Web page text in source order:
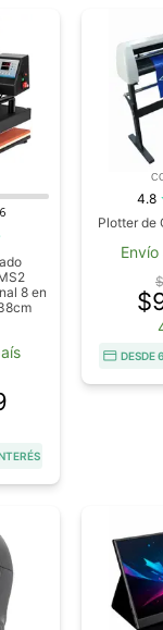
8 en
4.8
Plotter de
DESDE